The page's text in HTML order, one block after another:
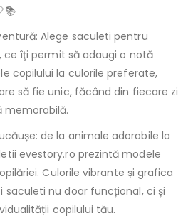
Alege saculeti pentru
ce îţi permit să adaugi o notă
copilului la culorile preferate,
să fie unic, făcând din fiecare zi
memorabilă.
de la animale adorabile la
evestory.ro prezintă modele
Culorile vibrante și grafica
nu doar funcțional, ci și
copilului tău.